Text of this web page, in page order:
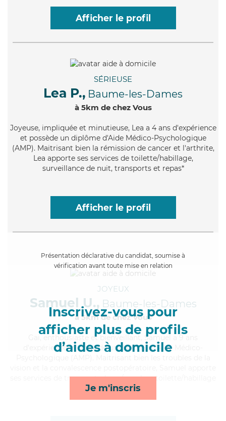
Afficher le profil
SÉRIEUSE
Lea P., Baume-les-Dames
à 5km de chez Vous
Joyeuse, impliquée et minutieuse, Lea a 4 ans d'expérience
et possède un diplôme d'Aide Médico-Psychologique
(AMP). Maitrisant bien la rémission de cancer et l'arthrite,
Lea apporte ses services de toilette/habillage,
surveillance de nuit, transports et repas*
Afficher le profil
Présentation déclarative du candidat, soumise à
vérification avant toute mise en relation
Inscrivez-vous pour
afficher plus de profils
d’aides à domicile
Je m'inscris
JOYEUX
Samuel U., Baume-les-Dames
à 5km de chez Vous
, enthousiaste et bienveillant, Samuel a 9 ans
d'expérience et possède un diplôme d'Aide Médico-
ses services de transports, lever/coucher, toilette/habillage
et compagnie/loisirs*